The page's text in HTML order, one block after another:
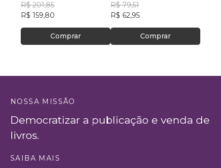
Suíços, Brasileiros, e
Parentes da Atriz Cacilda
Becker
R$ 201,85
R$ 159,80
Comprar
R$ 79,51
R$ 62,95
Comprar
NOSSA MISSÃO
Democratizar a publicação e venda de
livros.
SAIBA MAIS